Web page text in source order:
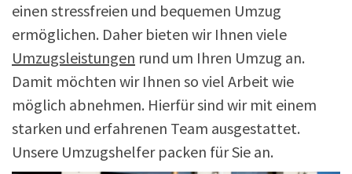
einen stressfreien und bequemen Umzug
ermöglichen. Daher bieten wir Ihnen viele
Umzugsleistungen rund um Ihren Umzug an.
Damit möchten wir Ihnen so viel Arbeit wie
möglich abnehmen. Hierfür sind wir mit einem
starken und erfahrenen Team ausgestattet.
Unsere Umzugshelfer packen für Sie an.